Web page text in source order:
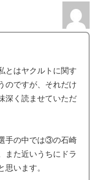
とはヤクルトに関す
のですが、それだけ
深く読ませていただ
手の中では③の石崎
また近いうちにドラ
思います。